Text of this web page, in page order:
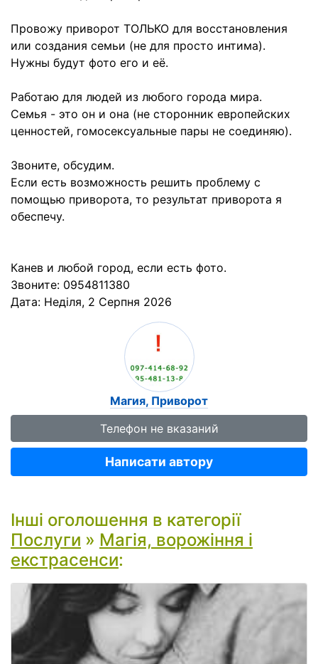
Провожу приворот ТОЛЬКО для восстановления
или создания семьи (не для просто интима).
Нужны будут фото его и её.
Работаю для людей из любого города мира.
Семья - это он и она (не сторонник европейских
ценностей, гомосексуальные пары не соединяю).
Звоните, обсудим.
Если есть возможность решить проблему с
помощью приворота, то результат приворота я
обеспечу.
Канев и любой город, если есть фото.
Звоните: 0954811380
Дата: Неділя, 2 Серпня 2026
Магия, Приворот
Телефон не вказаний
Написати автору
Інші оголошення в категорії
Послуги » Магія, ворожіння і
екстрасенси: